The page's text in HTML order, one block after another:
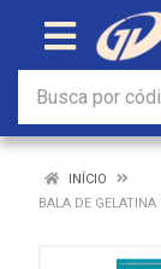
INÍCIO
BALA DE